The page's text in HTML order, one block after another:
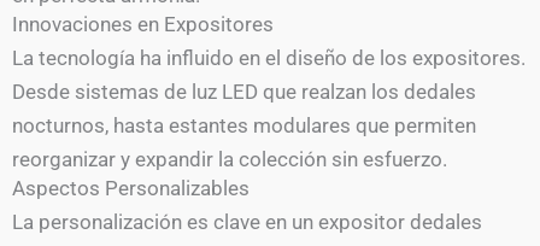
Innovaciones en Expositores
La tecnología ha influido en el diseño de los expositores.
Desde sistemas de luz LED que realzan los dedales
nocturnos, hasta estantes modulares que permiten
reorganizar y expandir la colección sin esfuerzo.
Aspectos Personalizables
La personalización es clave en un expositor dedales